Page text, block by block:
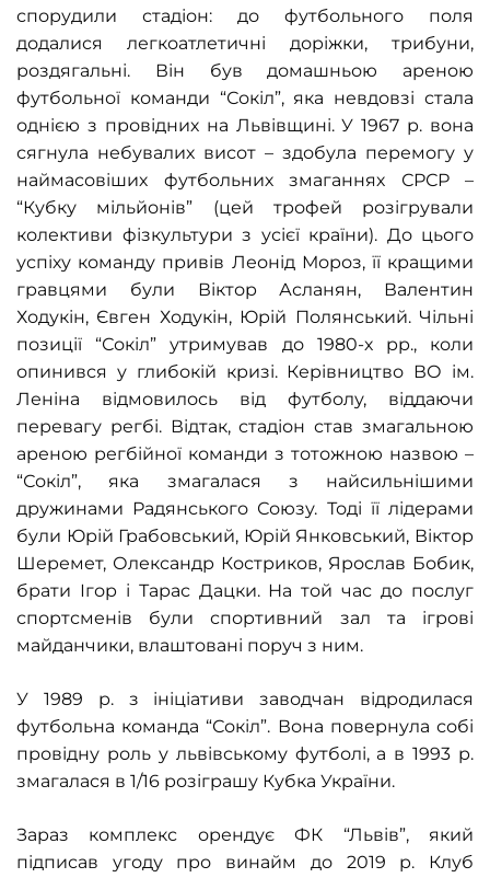
спорудили стадіон: до футбольного поля
додалися легкоатлетичні доріжки, трибуни,
роздягальні. Він був домашньою ареною
футбольної команди “Сокіл”, яка невдовзі стала
однією з провідних на Львівщині. У 1967 р. вона
сягнула небувалих висот – здобула перемогу у
наймасовіших футбольних змаганнях СРСР –
“Кубку мільйонів” (цей трофей розігрували
колективи фізкультури з усієї країни). До цього
успіху команду привів Леонід Мороз, її кращими
гравцями були Віктор Асланян, Валентин
Ходукін, Євген Ходукін, Юрій Полянський. Чільні
позиції “Сокіл” утримував до 1980-х рр., коли
опинився у глибокій кризі. Керівництво ВО ім.
Леніна відмовилось від футболу, віддаючи
перевагу регбі. Відтак, стадіон став змагальною
ареною регбійної команди з тотожною назвою –
“Сокіл”, яка змагалася з найсильнішими
дружинами Радянського Союзу. Тоді її лідерами
були Юрій Грабовський, Юрій Янковський, Віктор
Шеремет, Олександр Костриков, Ярослав Бобик,
брати Ігор і Тарас Дацки. На той час до послуг
спортсменів були спортивний зал та ігрові
майданчики, влаштовані поруч з ним.
У 1989 р. з ініціативи заводчан відродилася
футбольна команда “Сокіл”. Вона повернула собі
провідну роль у львівському футболі, а в 1993 р.
змагалася в 1/16 розіграшу Кубка України.
Зараз комплекс орендує ФК “Львів”, який
підписав угоду про винайм до 2019 р. Клуб